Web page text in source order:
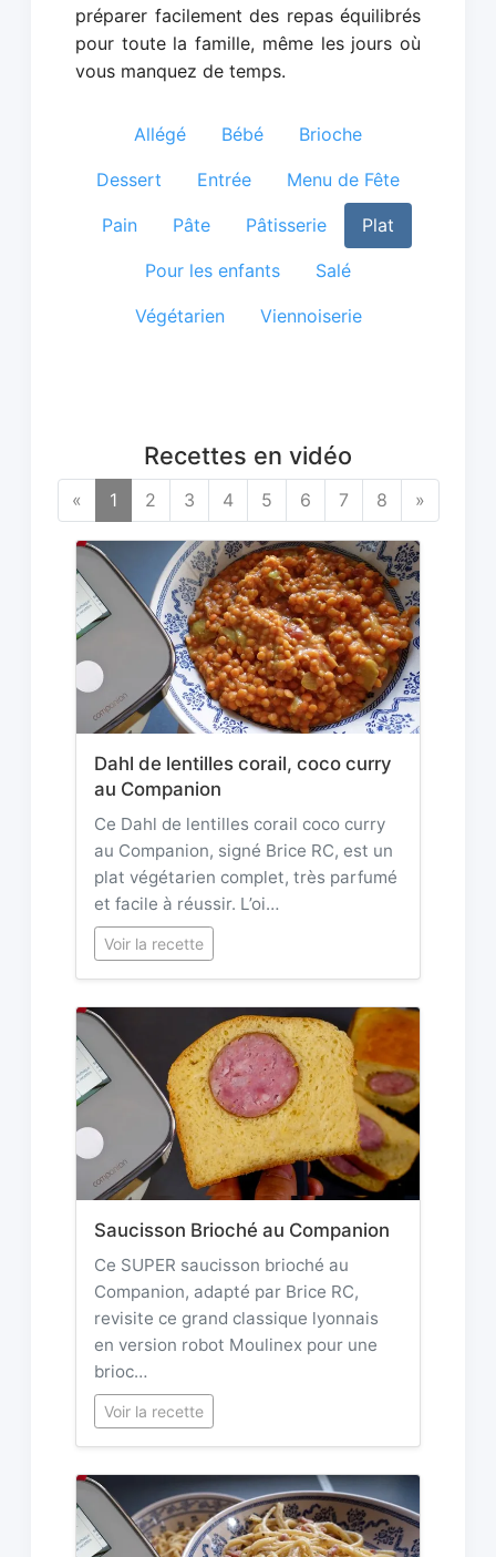
préparer facilement des repas équilibrés
pour toute la famille, même les jours où
vous manquez de temps.
Allégé Bébé Brioche
Dessert Entrée Menu de Fête
Pain Pâte Pâtisserie Plat
Pour les enfants Salé
Végétarien Viennoiserie
Recettes en vidéo
« 1 2 3 4 5 6 7 8 »
Dahl de lentilles corail, coco curry
au Companion
Ce Dahl de lentilles corail coco curry
au Companion, signé Brice RC, est un
plat végétarien complet, très parfumé
et facile à réussir. L’oi…
Voir la recette
Saucisson Brioché au Companion
Ce SUPER saucisson brioché au
Companion, adapté par Brice RC,
revisite ce grand classique lyonnais
en version robot Moulinex pour une
brioc…
Voir la recette